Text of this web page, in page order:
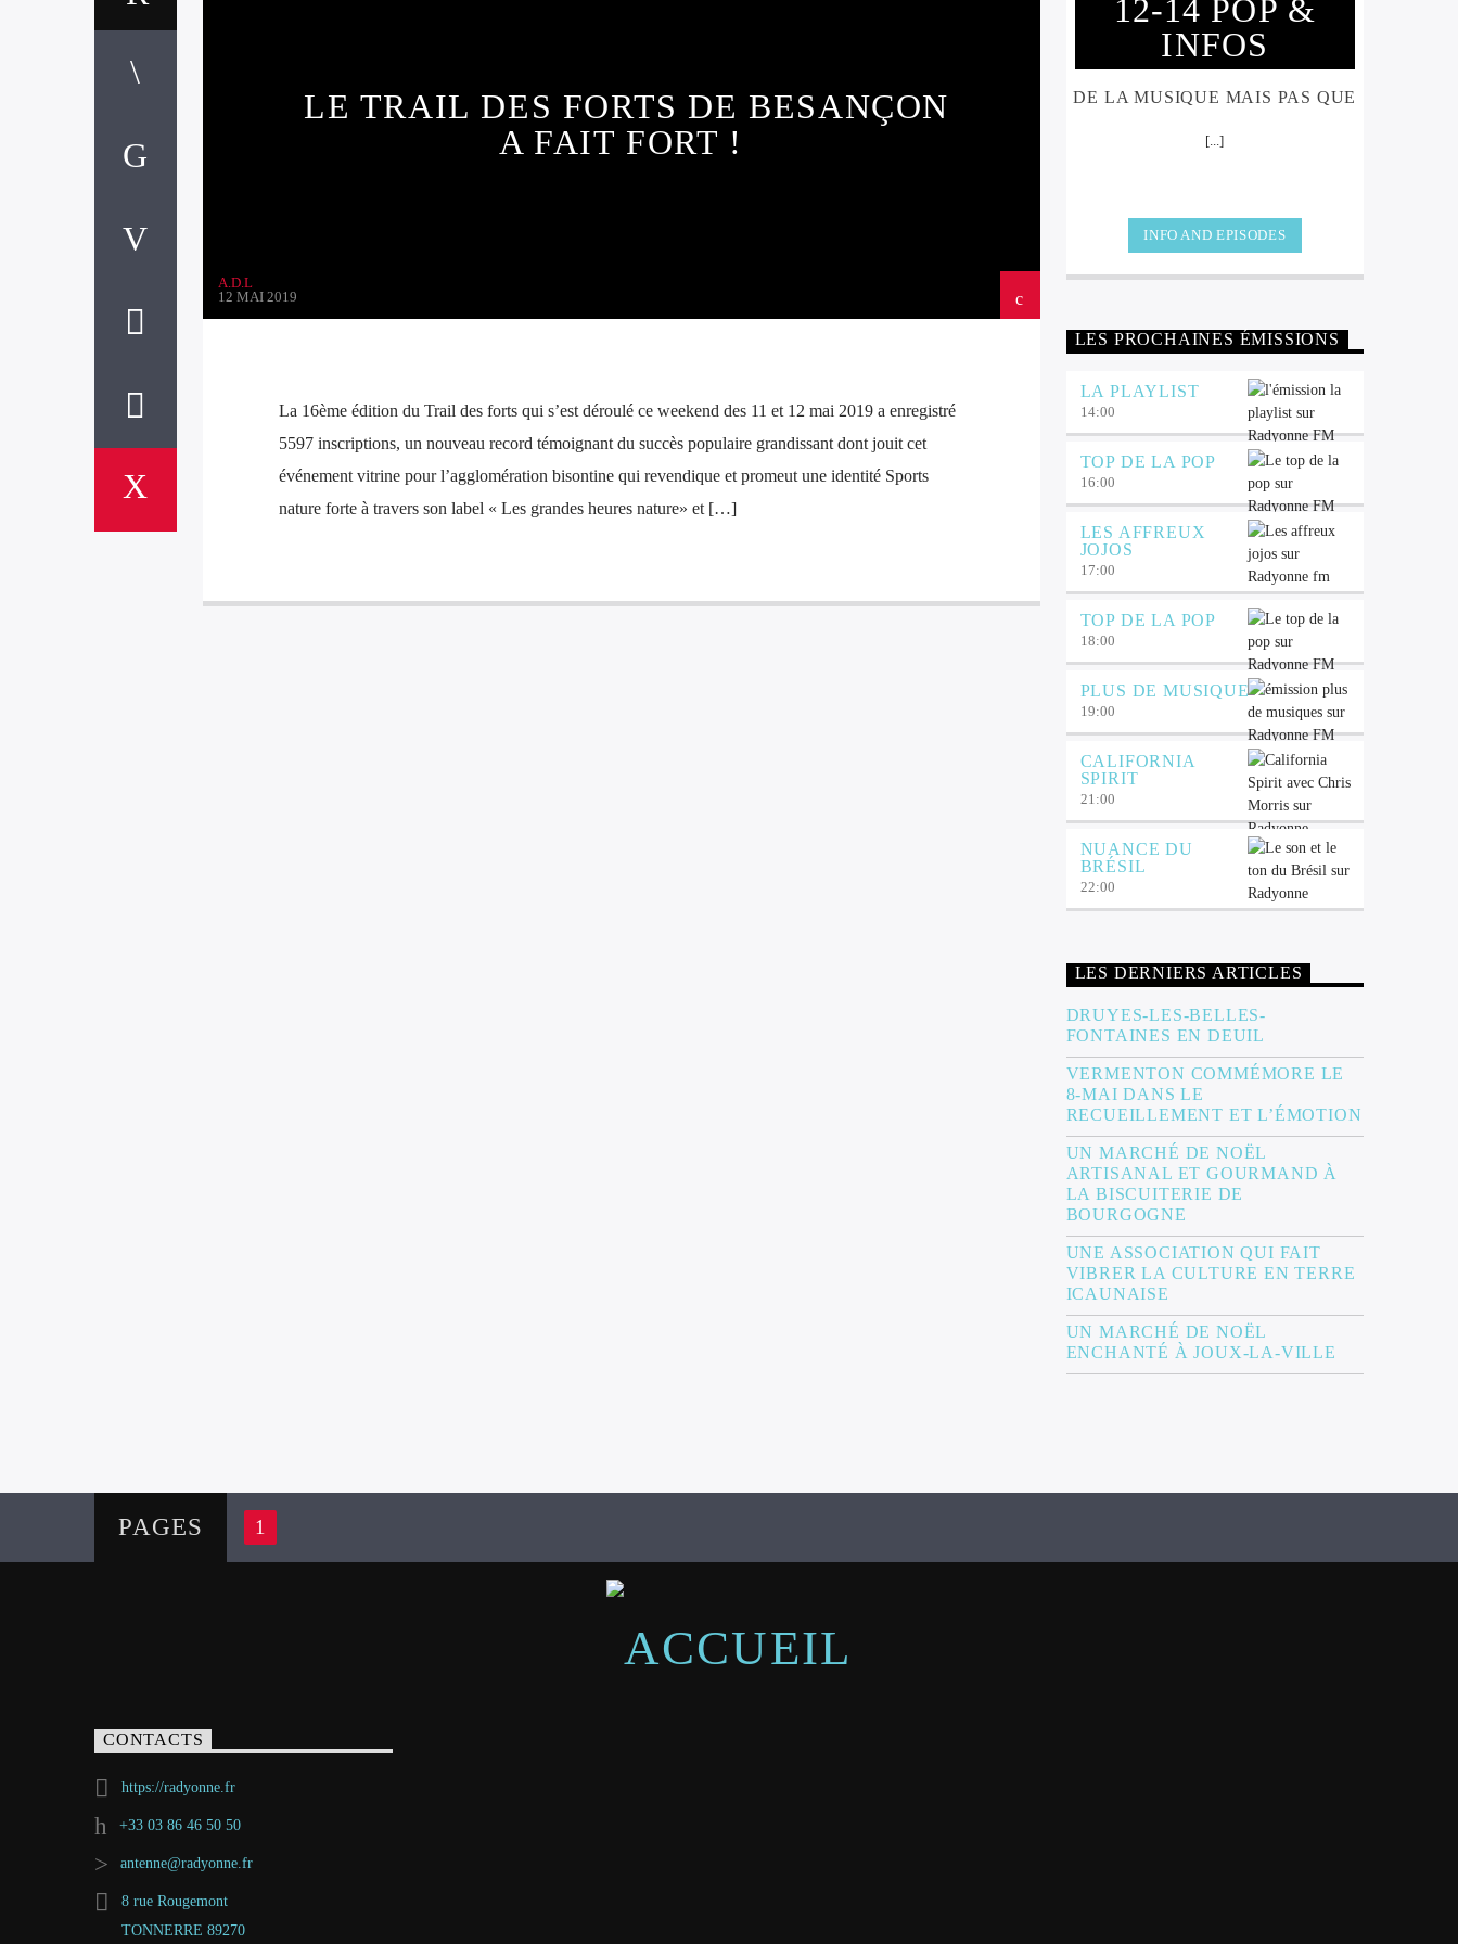
LE TRAIL DES FORTS DE BESANÇON
A FAIT FORT !
A.D.L
12 MAI 2019
La 16ème édition du Trail des forts qui s’est déroulé ce weekend des 11 et 12 mai 2019 a enregistré
5597 inscriptions, un nouveau record témoignant du succès populaire grandissant dont jouit cet
événement vitrine pour l’agglomération bisontine qui revendique et promeut une identité Sports
nature forte à travers son label « Les grandes heures nature» et […]
12-14 POP &
INFOS
DE LA MUSIQUE MAIS PAS QUE
[...]
INFO AND EPISODES
LES PROCHAINES ÉMISSIONS
LA PLAYLIST
14:00
TOP DE LA POP
16:00
LES AFFREUX
JOJOS
17:00
TOP DE LA POP
18:00
PLUS DE MUSIQUE
19:00
CALIFORNIA
SPIRIT
21:00
NUANCE DU
BRÉSIL
22:00
LES DERNIERS ARTICLES
DRUYES-LES-BELLES-
FONTAINES EN DEUIL
VERMENTON COMMÉMORE LE
8-MAI DANS LE
RECUEILLEMENT ET L’ÉMOTION
UN MARCHÉ DE NOËL
ARTISANAL ET GOURMAND À
LA BISCUITERIE DE
BOURGOGNE
UNE ASSOCIATION QUI FAIT
VIBRER LA CULTURE EN TERRE
ICAUNAISE
UN MARCHÉ DE NOËL
ENCHANTÉ À JOUX-LA-VILLE
PAGES 1
CONTACTS
https://radyonne.fr
+33 03 86 46 50 50
antenne@radyonne.fr
8 rue Rougemont
TONNERRE 89270